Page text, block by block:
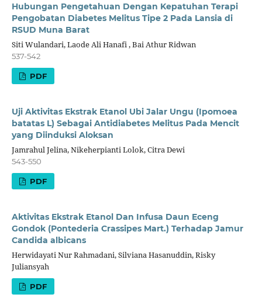
Hubungan Pengetahuan Dengan Kepatuhan Terapi
Pengobatan Diabetes Melitus Tipe 2 Pada Lansia di
RSUD Muna Barat
Siti Wulandari, Laode Ali Hanafi , Bai Athur Ridwan
537-542
PDF
Uji Aktivitas Ekstrak Etanol Ubi Jalar Ungu (Ipomoea
batatas L) Sebagai Antidiabetes Melitus Pada Mencit
yang Diinduksi Aloksan
Jamrahul Jelina, Nikeherpianti Lolok, Citra Dewi
543-550
PDF
Aktivitas Ekstrak Etanol Dan Infusa Daun Eceng
Gondok (Pontederia Crassipes Mart.) Terhadap Jamur
Candida albicans
Herwidayati Nur Rahmadani, Silviana Hasanuddin, Risky
Juliansyah
PDF